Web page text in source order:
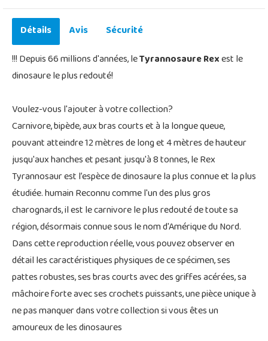
Détails Avis
Sécurité
!!! Depuis 66 millions d'années, leTyrannosaure Rexest le
dinosaure le plus redouté!
Voulez-vous l'ajouter à votre collection?
Carnivore, bipède, aux bras courts et à la longue queue,
pouvant atteindre 12 mètres de long et 4 mètres de hauteur
jusqu'aux hanches et pesant jusqu'à 8 tonnes, le Rex
Tyrannosaur est l’espèce de dinosaure la plus connue et la plus
étudiée. humain Reconnu comme l'un des plus gros
charognards, il est le carnivore le plus redouté de toute sa
région, désormais connue sous le nom d'Amérique du Nord.
Dans cette reproduction réelle, vous pouvez observer en
détail les caractéristiques physiques de ce spécimen, ses
pattes robustes, ses bras courts avec des griffes acérées, sa
mâchoire forte avec ses crochets puissants, une pièce unique à
ne pas manquer dans votre collection si vous êtes un
amoureux de les dinosaures